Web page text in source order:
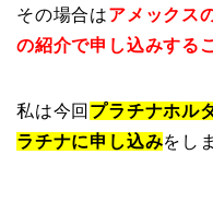
その場合はアメックス
の紹介で申し込みする
私は今回 プラチナホル
ラチナに申し込みをし